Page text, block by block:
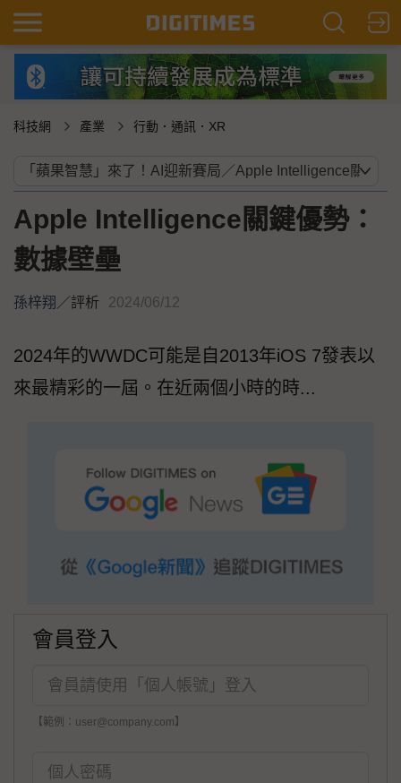
科技網 產業 行動．通訊．XR
Apple Intelligence關鍵優勢：
數據壁壘
孫梓翔 ／評析 2024/06/12
2024年的WWDC可能是自2013年iOS 7發表以
來最精彩的一屆。在近兩個小時的時...
會員登入
【範例：user@company.com】